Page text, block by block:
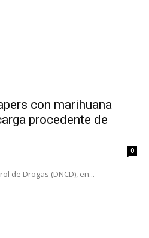
con marihuana
procedente de
0
de Drogas (DNCD), en...